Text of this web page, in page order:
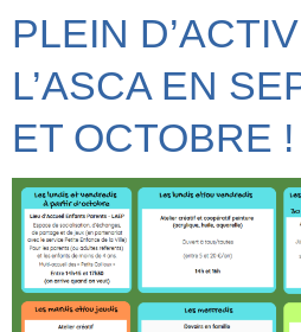
PLEIN
L’ASCA EN
ET OCTOBRE !